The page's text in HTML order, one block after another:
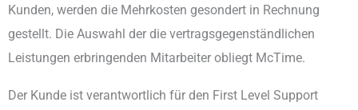
Kunden, werden die Mehrkosten gesondert in Rechnung
gestellt. Die Auswahl der die vertragsgegenständlichen
Leistungen erbringenden Mitarbeiter obliegt McTime.
Der Kunde ist verantwortlich für den First Level Support